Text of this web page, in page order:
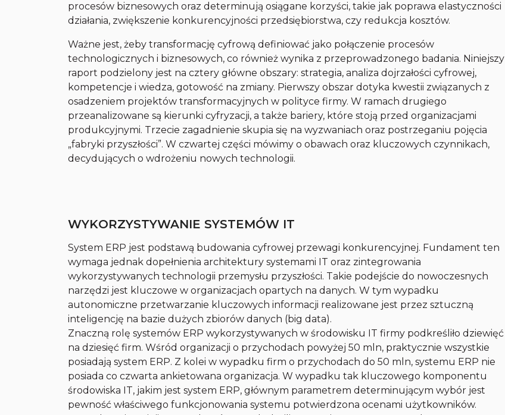
procesów biznesowych oraz determinują osiągane korzyści, takie jak poprawa elastyczności
działania, zwiększenie konkurencyjności przedsiębiorstwa, czy redukcja kosztów.
Ważne jest, żeby transformację cyfrową definiować jako połączenie procesów
technologicznych i biznesowych, co również wynika z przeprowadzonego badania. Niniejszy
raport podzielony jest na cztery główne obszary: strategia, analiza dojrzałości cyfrowej,
kompetencje i wiedza, gotowość na zmiany. Pierwszy obszar dotyka kwestii związanych z
osadzeniem projektów transformacyjnych w polityce firmy. W ramach drugiego
przeanalizowane są kierunki cyfryzacji, a także bariery, które stoją przed organizacjami
produkcyjnymi. Trzecie zagadnienie skupia się na wyzwaniach oraz postrzeganiu pojęcia
„fabryki przyszłości”. W czwartej części mówimy o obawach oraz kluczowych czynnikach,
decydujących o wdrożeniu nowych technologii.
WYKORZYSTYWANIE SYSTEMÓW IT
System ERP jest podstawą budowania cyfrowej przewagi konkurencyjnej. Fundament ten
wymaga jednak dopełnienia architektury systemami IT oraz zintegrowania
wykorzystywanych technologii przemysłu przyszłości. Takie podejście do nowoczesnych
narzędzi jest kluczowe w organizacjach opartych na danych. W tym wypadku
autonomiczne przetwarzanie kluczowych informacji realizowane jest przez sztuczną
inteligencję na bazie dużych zbiorów danych (big data).
Znaczną rolę systemów ERP wykorzystywanych w środowisku IT firmy podkreśliło dziewięć
na dziesięć firm. Wśród organizacji o przychodach powyżej 50 mln, praktycznie wszystkie
posiadają system ERP. Z kolei w wypadku firm o przychodach do 50 mln, systemu ERP nie
posiada co czwarta ankietowana organizacja. W wypadku tak kluczowego komponentu
środowiska IT, jakim jest system ERP, głównym parametrem determinującym wybór jest
pewność właściwego funkcjonowania systemu potwierdzona ocenami użytkowników.